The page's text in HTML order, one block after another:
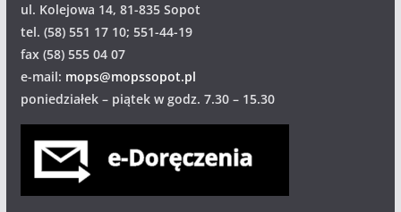
ul. Kolejowa 14, 81-835 Sopot
tel. (58) 551 17 10; 551-44-19
fax (58) 555 04 07
e-mail: mops@mopssopot.pl
poniedziałek – piątek w godz. 7.30 – 15.30